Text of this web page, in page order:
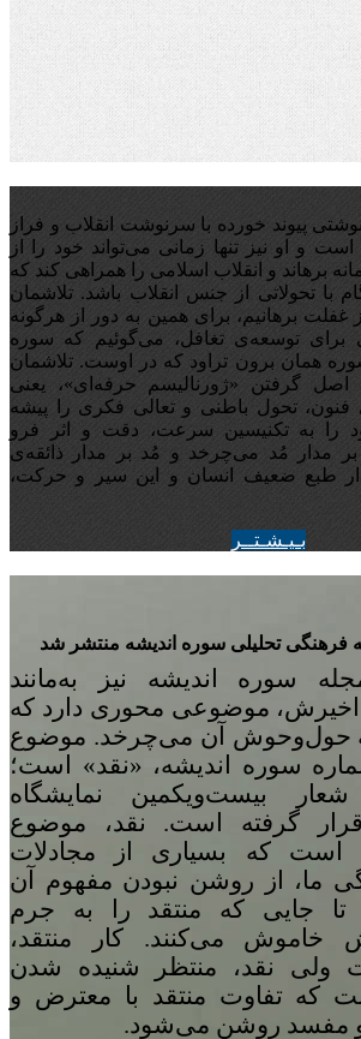
پیوند خورده با سرنوشت انقلاب و فراز
و او نیز تنها زمانی می‌تواند خود را از
برهاند و انقلاب اسلامی را همراهی کند که
با تحولاتی از جنس انقلاب باشد. تلاشمان
غفلت برهانیم، برای همین به دور از هرگونه
برای توسعه‌ی تغافل،‌ می‌گوئیم که سوره
همان برون تراود که در اوست. تلاشمان
گرفتن «ژورنالیسم حرفه‌ای»، یعنی
فنون، تحول باطنی و تعالی فکری را پیشه
را به تکنیسین سرعت، دقت و اثر فرو
بر مدار مُد می‌چرخد و مُد بر مدار ذائقه‌ی
طبع ضعیف انسان و این سیر و حرکت،
بـيـشـتــر
سوره اندیشه نیز به‌مانند
موضوعی محوری دارد که
حول‌وحوش آن می‌چرخد. موضوع
سوره‌ اندیشه، «نقد» است؛
بیست‌ویکمین نمایشگاه
گرفته است. نقد، موضوع
است که بسیاری از مجادلات
ما، از روشن نبودن مفهوم آن
جایی که منتقد را به جرم
خاموش می‌کنند. کار منتقد،
نقد، منتظر شنیده شدن
که تفاوت منتقد با معترض و
مفسد روشن می‌شود.